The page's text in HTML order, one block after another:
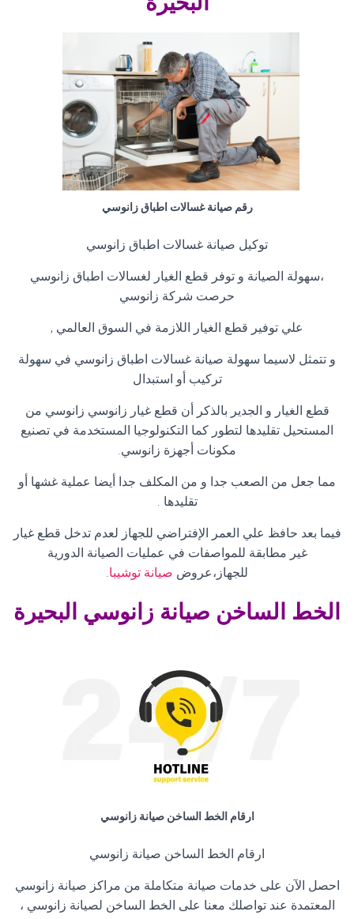
رقم صيانة غسالات اطباق زانوسي
توكيل صيانة غسالات اطباق زانوسي
،سهولة الصيانة و توفر قطع الغيار لغسالات اطباق زانوسي
حرصت شركة زانوسي
علي توفير قطع الغيار اللازمة في السوق العالمي ,
و تتمثل لاسيما سهولة صيانة غسالات اطباق زانوسي في سهولة
تركيب أو استبدال
قطع الغيار و الجدير بالذكر أن قطع غيار زانوسي زانوسي من
المستحيل تقليدها لتطور كما التكنولوجيا المستخدمة في تصنيع
مكونات أجهزة زانوسي.
مما جعل من الصعب جدا و من المكلف جدا أيضا عملية غشها أو
تقليدها .
فيما بعد حافظ علي العمر الإفتراضي للجهاز لعدم تدخل قطع غيار
غير مطابقة للمواصفات في عمليات الصيانة الدورية
للجهاز،عروض صيانة توشيبا.
الخط الساخن صيانة زانوسي البحيرة
ارقام الخط الساخن صيانة زانوسي
ارقام الخط الساخن صيانة زانوسي
احصل الآن على خدمات صيانة متكاملة من مراكز صيانة زانوسي
المعتمدة عند تواصلك معنا على الخط الساخن لصيانة زانوسي ،